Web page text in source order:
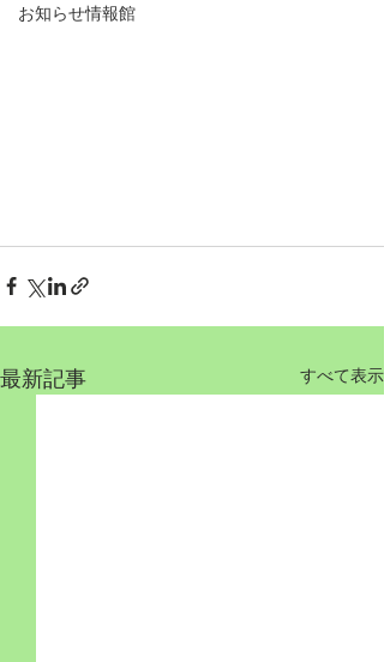
お知らせ情報館
最新記事 すべて表示